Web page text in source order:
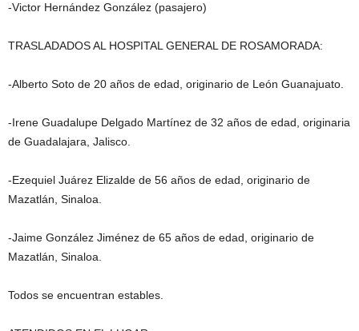
-Victor Hernández González (pasajero)
TRASLADADOS AL HOSPITAL GENERAL DE ROSAMORADA:
-Alberto Soto de 20 años de edad, originario de León Guanajuato.
-Irene Guadalupe Delgado Martínez de 32 años de edad, originaria
de Guadalajara, Jalisco.
-Ezequiel Juárez Elizalde de 56 años de edad, originario de
Mazatlán, Sinaloa.
-Jaime González Jiménez de 65 años de edad, originario de
Mazatlán, Sinaloa.
Todos se encuentran estables.